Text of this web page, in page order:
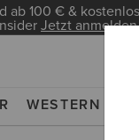
ab 100 € &
Jetzt anmelden
WESTERN